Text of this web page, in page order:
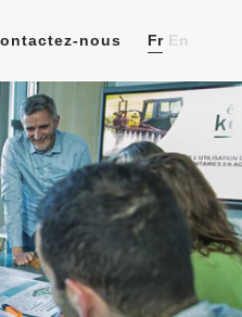
nous Fr En